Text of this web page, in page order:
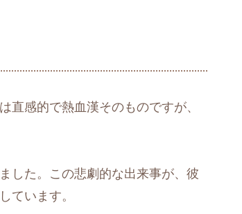
直感的で熱血漢そのものですが、
した。この悲劇的な出来事が、彼
ています。